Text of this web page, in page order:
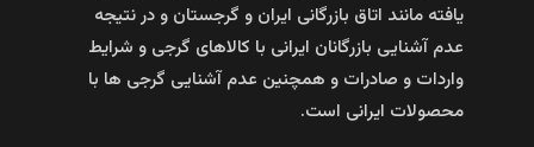
یافته مانند اتاق بازرگانی ایران و گرجستان و در نتیجه
عدم آشنایی بازرگانان ایرانی با کالاهای گرجی و شرایط
واردات و صادرات و همچنین عدم آشنایی گرجی ها با
محصولات ایرانی است.